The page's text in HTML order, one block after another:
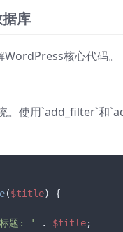
库
核心代码。
。使用`add_filter`和
($title) {
标题: ' . $title;